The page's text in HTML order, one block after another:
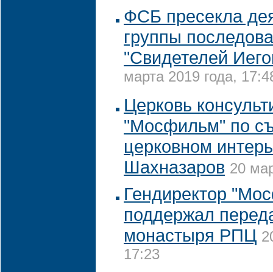
ФСБ пресекла
группы
"Свидетелей
марта 2019 года,
Церковь
"Мосфильм" по
церковном
Шахназаров 20
Гендиректор
поддержал
монастыря РПЦ
17:23